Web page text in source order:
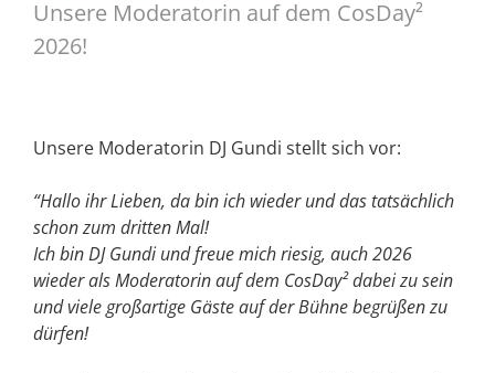
Unsere Moderatorin auf dem CosDay²
2026!
Unsere Moderatorin DJ Gundi stellt sich vor:
“Hallo ihr Lieben, da bin ich wieder und das tatsächlich
schon zum dritten Mal!
Ich bin DJ Gundi und freue mich riesig, auch 2026
wieder als Moderatorin auf dem CosDay² dabei zu sein
und viele großartige Gäste auf der Bühne begrüßen zu
dürfen!